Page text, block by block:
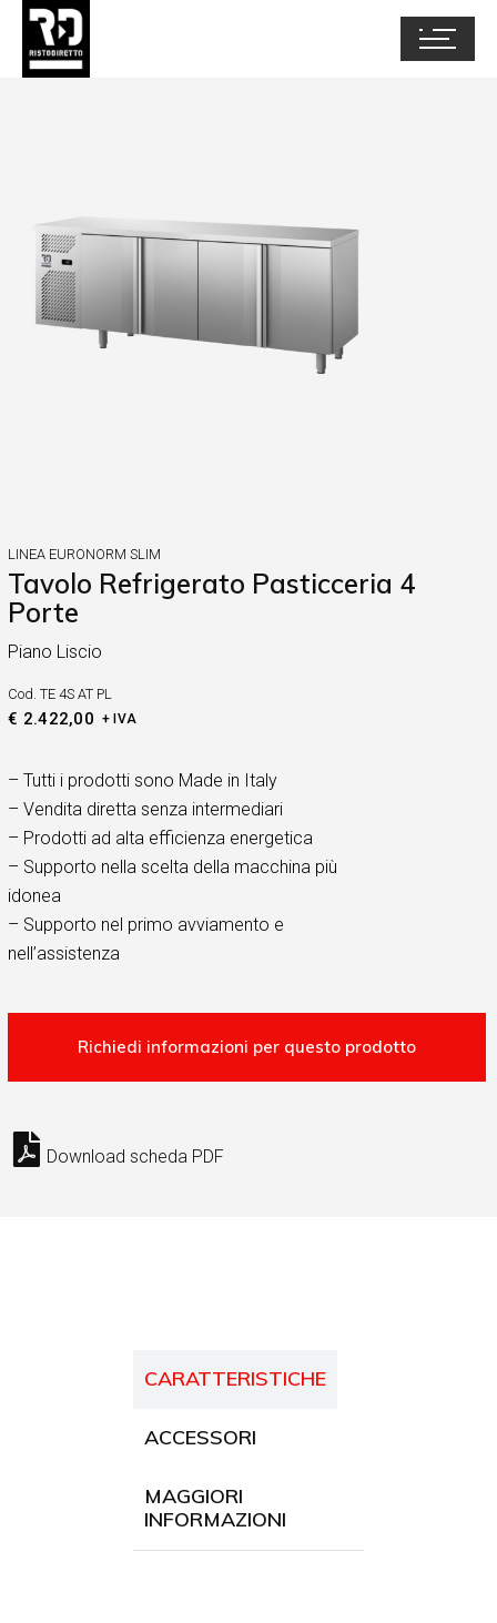
LINEA EURONORM SLIM
Tavolo Refrigerato Pasticceria 4
Porte
Piano Liscio
Cod. TE 4S AT PL
€ 2.422,00 + IVA
– Tutti i prodotti sono Made in Italy
– Vendita diretta senza intermediari
– Prodotti ad alta efficienza energetica
– Supporto nella scelta della macchina più
idonea
– Supporto nel primo avviamento e
nell’assistenza
Download scheda PDF
CARATTERISTICHE
ACCESSORI
MAGGIORI
INFORMAZIONI